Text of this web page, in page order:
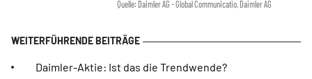
Quelle: Daimler AG - Global Communicatio, Daimler AG
Daimler-Aktie: Ist das die Trendwende?